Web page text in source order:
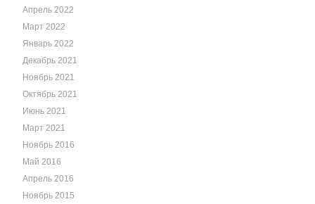
Апрель 2022
Март 2022
Январь 2022
Декабрь 2021
Ноябрь 2021
Октябрь 2021
Июнь 2021
Март 2021
Ноябрь 2016
Май 2016
Апрель 2016
Ноябрь 2015